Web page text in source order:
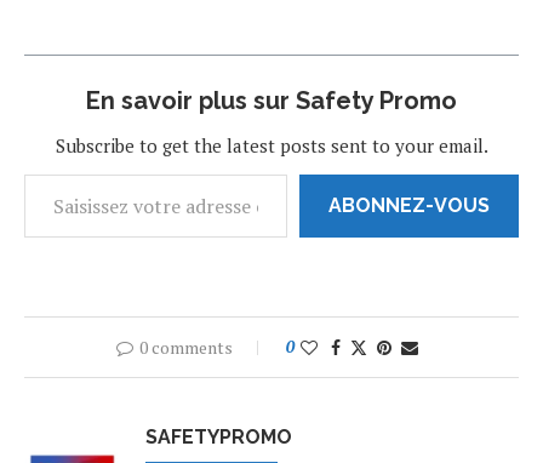
Cristiano Ronaldo de
un hôtel de Las Vegas doit
En savoir plus sur Safety Promo
Subscribe to get the latest posts sent to your email.
ABONNEZ-VOUS
0 comments 0
SAFETYPROMO